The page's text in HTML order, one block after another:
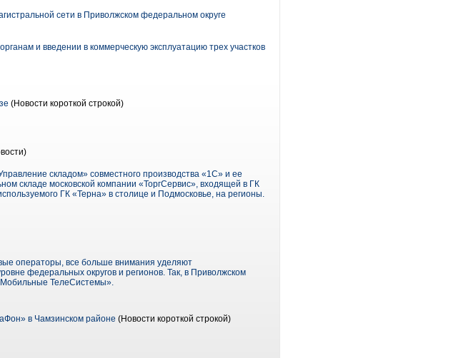
сети в Приволжском федеральном округе
и введении в коммерческую эксплуатацию трех участков
(Новости короткой строкой)
складом» совместного производства «1С» и ее
складе московской компании «ТоргСервис», входящей в ГК
ГК «Терна» в столице и Подмосковье, на регионы.
операторы, все больше внимания уделяют
федеральных округов и регионов. Так, в Приволжском
ТелеСистемы».
в Чамзинском районе (Новости короткой строкой)